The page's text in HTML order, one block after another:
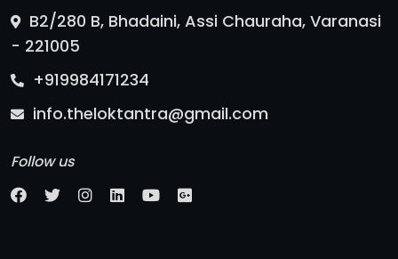
B2/280 B, Bhadaini, Assi Chauraha, Varanasi
- 221005
+919984171234
info.theloktantra@gmail.com
Follow us